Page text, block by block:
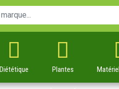
Diététique Plantes Matériel